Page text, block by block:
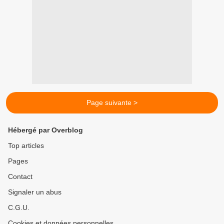
Page suivante >
Hébergé par Overblog
Top articles
Pages
Contact
Signaler un abus
C.G.U.